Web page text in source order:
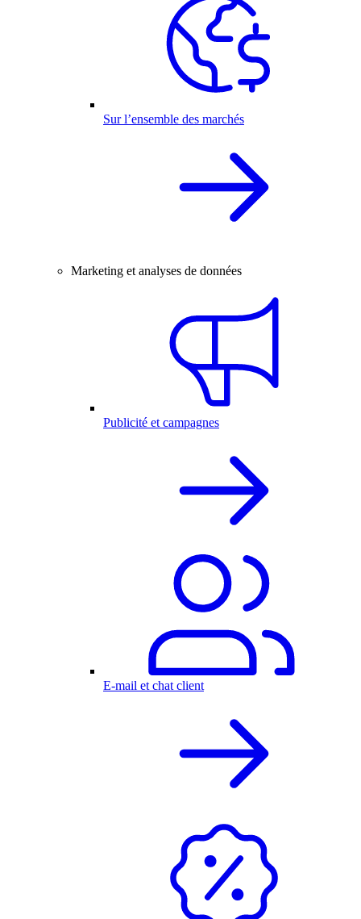
Sur l’ensemble des marchés
Marketing et analyses de données
Publicité et campagnes
E-mail et chat client